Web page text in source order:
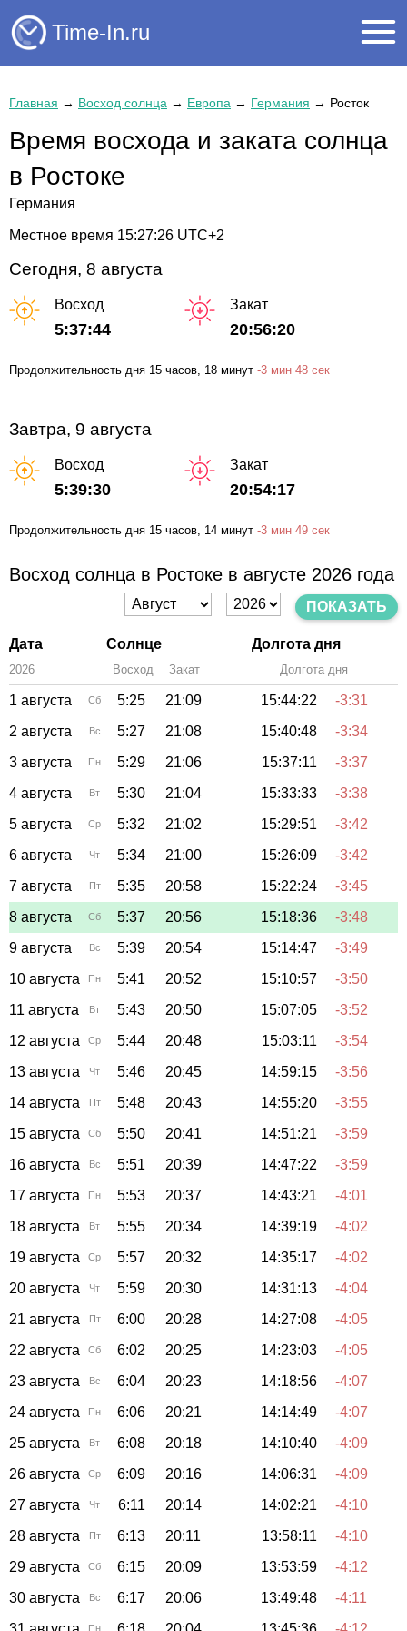
Time-In.ru
Главная → Восход солнца → Европа → Германия → Росток
Время восхода и заката солнца
в Ростоке
Германия
Местное время 15:27:26 UTC+2
Сегодня, 8 августа
Восход
5:37:44
Закат
20:56:20
Продолжительность дня 15 часов , 18 минут -3 мин 48 сек
Завтра, 9 августа
Восход
5:39:30
Закат
20:54:17
Продолжительность дня 15 часов, 14 минут -3 мин 49 сек
Восход солнца в Ростоке в августе 2026 года
ПОКАЗАТЬ
Дата Солнце Долгота дня
2026 Восход Закат Долгота дня
1 августа Сб 5:25 21:09 15:44:22
-3:31
2 августа
Вс 5:27 21:08 15:40:48
-3:34
3 августа
Пн 5:29 21:06 15:37:11
-3:37
4 августа
Вт 5:30 21:04 15:33:33
-3:38
5 августа
Ср 5:32 21:02 15:29:51
-3:42
6 августа
Чт 5:34 21:00 15:26:09
-3:42
7 августа
Пт 5:35 20:58 15:22:24
-3:45
8 августа
Сб 5:37 20:56 15:18:36
-3:48
9 августа
Вс 5:39 20:54 15:14:47
-3:49
10 августа
Пн 5:41 20:52 15:10:57
-3:50
11 августа
Вт 5:43 20:50 15:07:05
-3:52
12 августа
Ср 5:44 20:48 15:03:11
-3:54
13 августа
Чт 5:46 20:45 14:59:15
-3:56
14 августа
Пт 5:48 20:43 14:55:20
-3:55
15 августа
Сб 5:50 20:41 14:51:21
-3:59
16 августа
Вс 5:51 20:39 14:47:22
-3:59
17 августа
Пн 5:53 20:37 14:43:21
-4:01
18 августа
Вт 5:55 20:34 14:39:19
-4:02
19 августа
Ср 5:57 20:32 14:35:17
-4:02
20 августа
Чт 5:59 20:30 14:31:13
-4:04
21 августа
Пт 6:00 20:28 14:27:08
-4:05
22 августа
Сб 6:02 20:25 14:23:03
-4:05
23 августа
Вс 6:04 20:23 14:18:56
-4:07
24 августа
Пн 6:06 20:21 14:14:49
-4:07
25 августа
Вт 6:08 20:18 14:10:40
-4:09
26 августа
Ср 6:09 20:16 14:06:31
-4:09
27 августа
Чт 6:11 20:14 14:02:21
-4:10
28 августа
Пт 6:13 20:11 13:58:11
-4:10
29 августа
Сб 6:15 20:09 13:53:59
-4:12
30 августа
Вс 6:17 20:06 13:49:48
-4:11
Пн